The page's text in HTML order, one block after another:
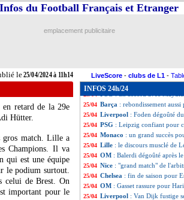
le25/04/2024 à 11h14
du Football Français et Etranger
emplacement publicitaire
LiveScore - clubs de L1 -
retard de la 29e
Hütter.
gros match. Lille a
Champions. Il va
qui est une équipe
le podium surtout.
celui de Brest. On
important pour le
INFOS 24h/24
25/04 Lyon: le maintien validé,
25/04 Brest: 5 000 places, Rothen
25/04 Barça
25/04 Lorient : Féry conforte Le
25/04 Lille: Fonseca reste positif
25/04 Barça : rebondissement
25/04 Liverpool : Foden dégoûté
25/04 PSG : Leipzig confiant pour
25/04 Monaco : un grand succès
25/04 Lille : le discours musclé de
25/04 OM : Balerdi dégoûté après
25/04 Nice : "grand match" de
25/04 Chelsea : fin de saison pour
25/04 OM : Gasset rassure pour
25/04 Liverpool : Van Dijk fustige